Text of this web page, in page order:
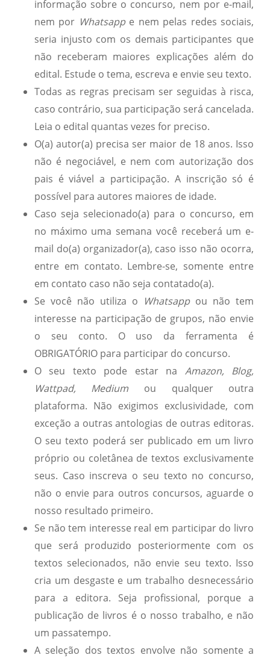
informação sobre o concurso, nem por e-mail,
nem por Whatsappe nem pelas redes sociais,
seria injusto com os demais participantes que
não receberam maiores explicações além do
edital. Estude o tema, escreva e envie seu texto.
Todas as regras precisam ser seguidas à risca,
caso contrário, sua participação será cancelada.
Leia o edital quantas vezes for preciso.
O(a) autor(a) precisa ser maior de 18 anos. Isso
não é negociável, e nem com autorização dos
pais é viável a participação. A inscrição só é
possível para autores maiores de idade.
Caso seja selecionado(a) para o concurso, em
no máximo uma semana você receberá um e-
mail do(a) organizador(a), caso isso não ocorra,
entre em contato. Lembre-se, somente entre
em contato caso não seja contatado(a).
Se você não utiliza o Whatsappou não tem
interesse na participação de grupos, não envie
o seu conto. O uso da ferramenta é
OBRIGATÓRIO para participar do concurso.
O seu texto pode estar na Amazon, Blog,
Wattpad, Medium ou qualquer outra
plataforma. Não exigimos exclusividade, com
exceção a outras antologias de outras editoras.
O seu texto poderá ser publicado em um livro
próprio ou coletânea de textos exclusivamente
seus. Caso inscreva o seu texto no concurso,
não o envie para outros concursos, aguarde o
nosso resultado primeiro.
Se não tem interesse real em participar do livro
que será produzido posteriormente com os
textos selecionados, não envie seu texto. Isso
cria um desgaste e um trabalho desnecessário
para a editora. Seja profissional, porque a
publicação de livros é o nosso trabalho, e não
um passatempo.
A seleção dos textos envolve não somente a